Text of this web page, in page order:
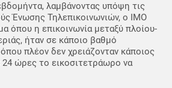
λαμβάνοντας υπόψη τις
Ένωσης Τηλεπικοινωνιών, ο ΙΜΟ
όπου η επικοινωνία μεταξύ πλοίου-
ήταν σε κάποιο βαθμό
πλέον δεν χρειάζονταν κάποιος
ώρες το εικοσιτετράωρο να